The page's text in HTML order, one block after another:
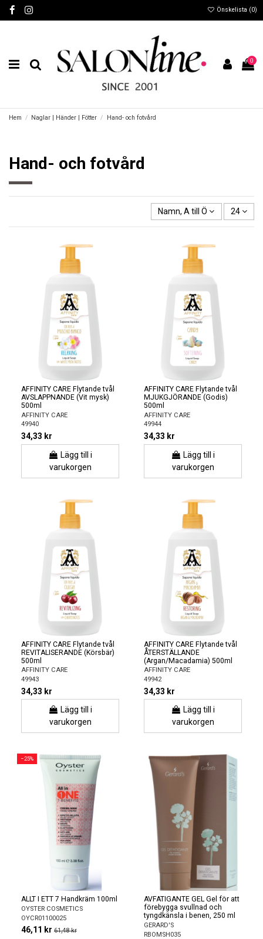
Önskelista (0)
0
Hem Naglar | Händer | Fötter Hand- och fotvård
Hand- och fotvård
Namn, A till Ö 24
AFFINITY CARE Flytande tvål
AVSLAPPNANDE (Vit mysk)
500ml
AFFINITY CARE
49940
34,33 kr
Lägg till i
varukorgen
AFFINITY CARE Flytande tvål
MJUKGJÖRANDE (Godis)
500ml
AFFINITY CARE
49944
34,33 kr
Lägg till i
varukorgen
AFFINITY CARE Flytande tvål
REVITALISERANDE (Körsbär)
500ml
AFFINITY CARE
49943
34,33 kr
Lägg till i
varukorgen
AFFINITY CARE Flytande tvål
ÅTERSTÄLLANDE
(Argan/Macadamia) 500ml
AFFINITY CARE
49942
34,33 kr
Lägg till i
varukorgen
−25%
ALLT I ETT 7 Handkräm 100ml
OYSTER COSMETICS
OYCR01100025
46,11 kr 61,48 kr
AVFATIGANTE GEL Gel för att
förebygga svullnad och
tyngdkänsla i benen, 250 ml
GERARD'S
RBOMSH035